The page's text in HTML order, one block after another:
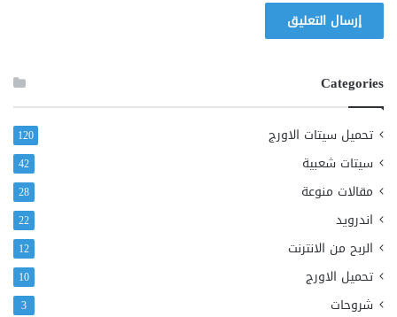
Categories
تحميل سيتات الاورج 120
سيتات شعبية 42
مقالات منوعة 28
اندرويد 22
الربح من الانترنت 12
تحميل الاورج 10
شروحات 3